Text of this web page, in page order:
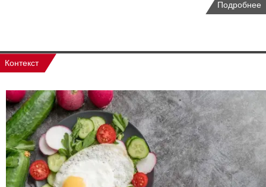
Подробнее
Контекст